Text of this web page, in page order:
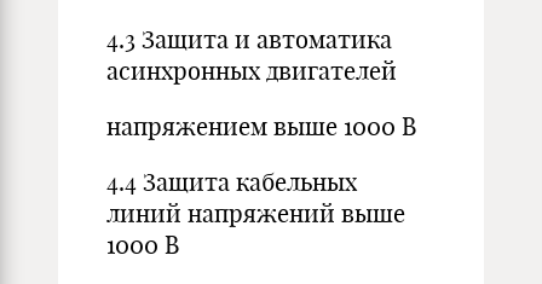
4.3 Защита и автоматика
асинхронных двигателей
напряжением выше 1000 В
4.4 Защита кабельных
линий напряжений выше
1000 В